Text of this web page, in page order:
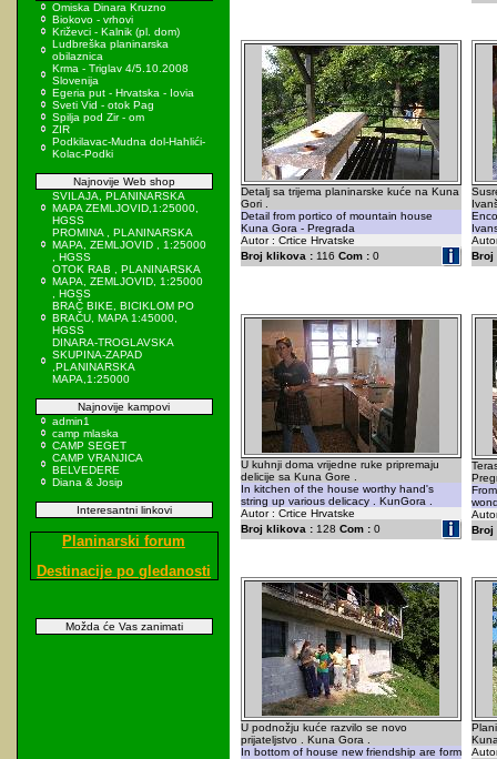
Omiska Dinara Kruzno
Biokovo - vrhovi
Križevci - Kalnik (pl. dom)
Ludbreška planinarska
obilaznica
Krma - Triglav 4/5.10.2008
Slovenija
Egeria put - Hrvatska - Iovia
Sveti Vid - otok Pag
Spilja pod Zir - om
ZIR
Podkilavac-Mudna dol-Hahlići-
Kolac-Podki
Najnovije Web shop
SVILAJA, PLANINARSKA
MAPA ZEMLJOVID,1:25000,
HGSS
PROMINA , PLANINARSKA
MAPA, ZEMLJOVID , 1:25000
, HGSS
OTOK RAB , PLANINARSKA
MAPA, ZEMLJOVID, 1:25000
, HGSS
BRAČ BIKE, BICIKLOM PO
BRAČU, MAPA 1:45000,
HGSS
DINARA-TROGLAVSKA
SKUPINA-ZAPAD
,PLANINARSKA
MAPA,1:25000
Najnovije kampovi
admin1
camp mlaska
CAMP SEGET
CAMP VRANJICA
BELVEDERE
Diana & Josip
Interesantni linkovi
Planinarski forum
Destinacije po gledanosti
Možda će Vas zanimati
Detalj sa trijema planinarske kuće na Kuna
Gori .
Detail from portico of mountain house
Kuna Gora - Pregrada
Autor : Crtice Hrvatske
Broj klikova :116 Com :0
Broj
U kuhnji doma vrijedne ruke pripremaju
delicije sa Kuna Gore .
In kitchen of the house worthy hand's
string up various delicacy . KunGora .
Autor : Crtice Hrvatske
Broj klikova :128 Com :0
Broj
U podnožju kuće razvilo se novo
prijateljstvo . Kuna Gora .
In bottom of house new friendship are form